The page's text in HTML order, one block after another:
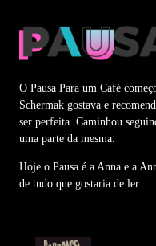
u
O Pausa Para um Café
Schermak gostava e
ser perfeita. Caminhou
uma parte da mesma.
Hoje o Pausa é a Anna e a
de tudo que gostaria de ler.